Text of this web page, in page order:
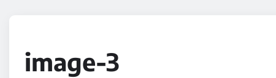
image-3